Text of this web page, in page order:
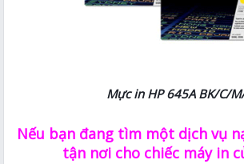
Mực in HP 645A BK/C/
Nếu bạn đang tìm một dịch vụ
tận nơi cho chiếc máy in